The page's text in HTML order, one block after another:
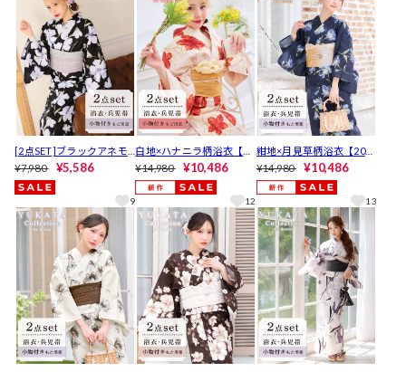
[2点SET]ブラックアネモ
ネ柄浴衣【2026年新作/Y
UKATA by dazzy】
¥7,980 ¥5,586
9
白地×ハナニラ柄浴衣【20
26年新作/YUKATA by daz
zy】
¥14,980 ¥10,486
12
紺地×月見草柄浴衣【2026
年新作/YUKATA by dazz
y】
¥14,980 ¥10,486
13